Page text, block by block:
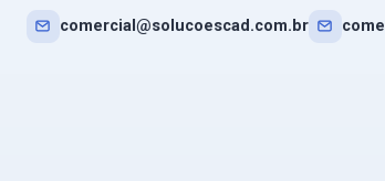
comercial@solucoescad.com.br